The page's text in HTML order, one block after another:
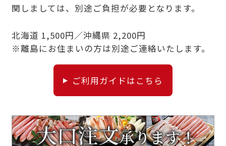
関しましては、別途ご負担が必要となります。
北海道 1,500円／沖縄県 2,200円
※離島にお住まいの方は別途ご連絡いたします。
ご利用ガイドはこちら